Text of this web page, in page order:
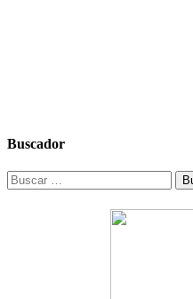
Buscador
Buscar: